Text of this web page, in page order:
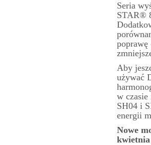
Seria
STAR®
Aby
używać
w
SH04 i
energii
Nowe
kwietnia